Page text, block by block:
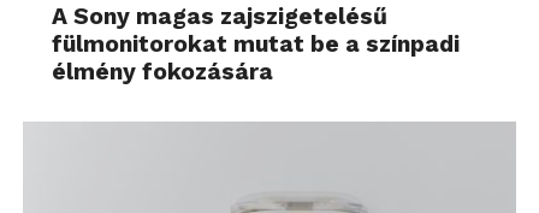
A Sony magas zajszigetelésű
fülmonitorokat mutat be a színpadi
élmény fokozására